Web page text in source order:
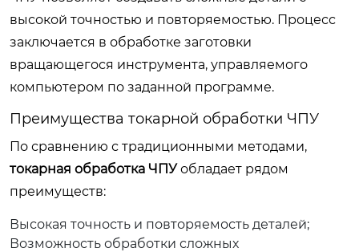
высокой точностью и повторяемостью. Процесс
заключается в обработке заготовки
вращающегося инструмента, управляемого
компьютером по заданной программе.
Преимущества токарной обработки ЧПУ
По сравнению с традиционными методами,
токарная обработка ЧПУобладает рядом
преимуществ:
Высокая точность и повторяемость деталей;
Возможность обработки сложных